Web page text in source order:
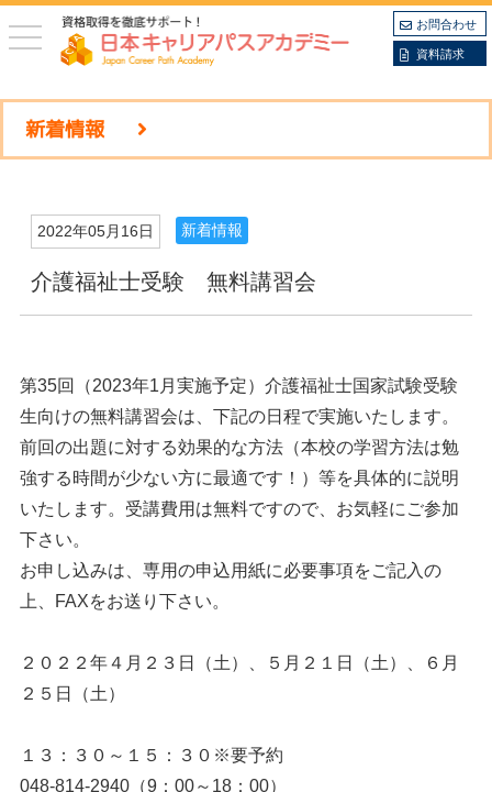
toggle
navigation
お問合わせ
資料請求
新着情報
2022年05月16日 新着情報
介護福祉士受験 無料講習会
第35回（2023年1月実施予定）介護福祉士国家試験受験
生向けの無料講習会は、下記の日程で実施いたします。
前回の出題に対する効果的な方法（本校の学習方法は勉
強する時間が少ない方に最適です！）等を具体的に説明
いたします。受講費用は無料ですので、お気軽にご参加
下さい。
お申し込みは、専用の申込用紙に必要事項をご記入の
上、FAXをお送り下さい。
２０２２年４月２３日（土）、５月２１日（土）、６月
２５日（土）
１３：３０～１５：３０※要予約
048-814-2940（9：00～18：00）